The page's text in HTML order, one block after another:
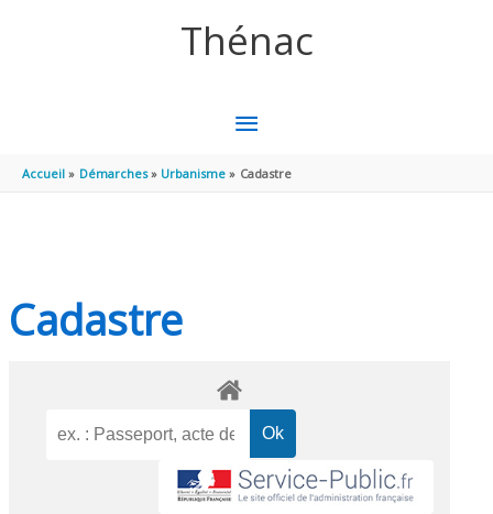
Thénac
MENU
PRINCIPAL
Accueil Démarches Urbanisme Cadastre
Cadastre